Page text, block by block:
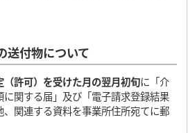
送付物について
許可）を受けた月の翌月初旬に「介
関する届」及び「電子請求登録結果
関連する資料を事業所住所宛てに郵